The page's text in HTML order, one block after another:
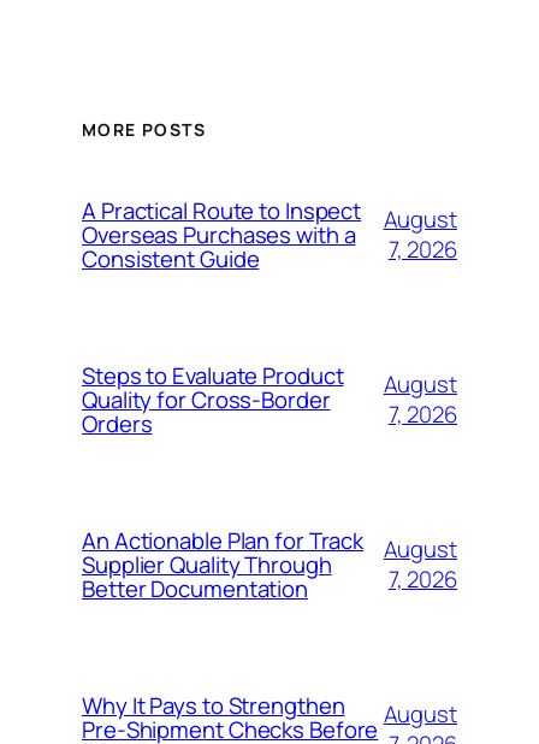
MORE POSTS
A Practical Route to Inspect
Overseas Purchases with a
Consistent Guide
August
7, 2026
Steps to Evaluate Product
Quality for Cross-Border
Orders
August
7, 2026
An Actionable Plan for Track
Supplier Quality Through
Better Documentation
August
7, 2026
Why It Pays to Strengthen
Pre-Shipment Checks Before August